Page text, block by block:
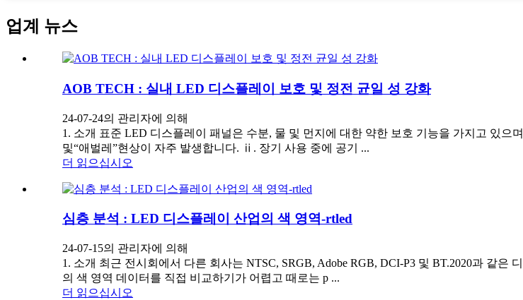
업계 뉴스
AOB TECH : 실내 LED 디스플레이 보호 및 정전 균일 성 강화
24-07-24의 관리자에 의해
1. 소개 표준 LED 디스플레이 패널은 수분, 물 및 먼지에 대한 약한 보호 기능을 가지고 있
및“애벌레”현상이 자주 발생합니다. ⅱ. 장기 사용 중에 공기 ...
더 읽으십시오
심층 분석 : LED 디스플레이 산업의 색 영역-rtled
24-07-15의 관리자에 의해
1. 소개 최근 전시회에서 다른 회사는 NTSC, SRGB, Adobe RGB, DCI-P3 및 BT.2020과 같
의 색 영역 데이터를 직접 비교하기가 어렵고 때로는 p ...
더 읽으십시오